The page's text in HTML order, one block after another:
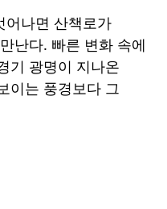
어나면 산책로가
난다. 빠른 변화 속에
기 광명이 지나온
이는 풍경보다 그